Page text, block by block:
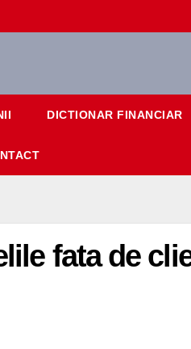
DICTIONAR FINANCIAR
fata de